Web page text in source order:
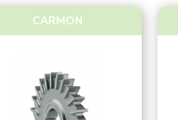
CARMON